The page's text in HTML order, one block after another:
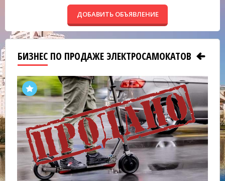
ДОБАВИТЬ ОБЪЯВЛЕНИЕ
БИЗНЕС ПО ПРОДАЖЕ ЭЛЕКТРОСАМОКАТОВ